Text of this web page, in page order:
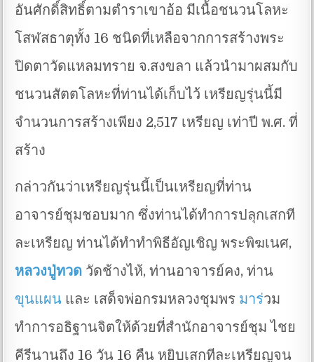
อันศักดิ์สิทธิ์ตามตำราเขาอ้อ มีเนื้อชนวนโลหะ
โสฬสธาตุทั้ง 16 ชนิดที่เหลือจากการสร้างพระ
ปิดตาวัดแหลมทราย จ.สงขลา แล้วนำมาผสมกับ
ชนวนสัตตโลหะที่ท่านได้เก็บไว้ เหรียญรุ่นนี้มี
จำนวนการสร้างเพียง 2,517 เหรียญ เท่าปี พ.ศ. ที่
สร้าง
กล่าวกันว่าเหรียญรุ่นนี้เป็นเหรียญที่ท่าน
อาจารย์ชุมชอบมาก ซึ่งท่านได้ทำการปลุกเสกที
ละเหรียญ ท่านได้ทำทำพิธีอัญเชิญ พระพิฆเนศ,
หลวงปู่ทวด วัดช้างไห้, ท่านอาจารย์คง, ท่าน
ขุนแผน และ เสด็จพ่อกรมหลวงชุมพร มาร่วม
ทำการอธิฐานจิตให้ด้วยที่สำนักอาจารย์ชุม ไชย
คีรีนานถึง 16 วัน 16 คืน หยิบเสกทีละเหรียญจน